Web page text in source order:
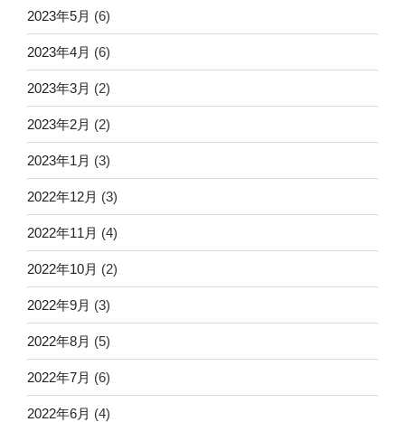
2023年5月 (6)
2023年4月 (6)
2023年3月 (2)
2023年2月 (2)
2023年1月 (3)
2022年12月 (3)
2022年11月 (4)
2022年10月 (2)
2022年9月 (3)
2022年8月 (5)
2022年7月 (6)
2022年6月 (4)